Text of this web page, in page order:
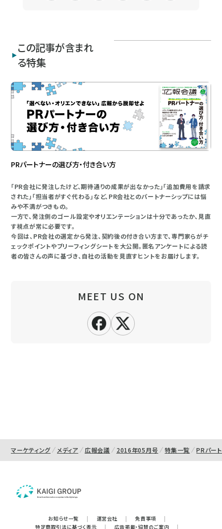
この記事が含まれ
る特集
PRパートナーの選び方・付き合い方
「PR会社に発注したけど、期待通りの成果が出なかった」「追加費用を請求
された」「担当者がすぐ代わる」など、PR会社とのパートナーシップには悩
みや不満がつきもの。
一方で、発注側のゴール設定やオリエンテーションは十分であったか、見直
す視点が常に必要です。
今回は、PR会社の選定から発注、契約後の付き合い方まで、専門家らがチ
ェックポイントやブリーフィングシートを大公開。匿名アンケートによる読
者の皆さんの声に基づき、自社の活動を見直すヒントをお届けします。
MEET US ON
マーケティング メディア 広報会議 2016年05月号 特集一覧 PRパー
お知らせ一覧 | 運営会社 | 免責事項
|
特定商取引法に基づく表示
| 広告掲載・協賛のご案内 |